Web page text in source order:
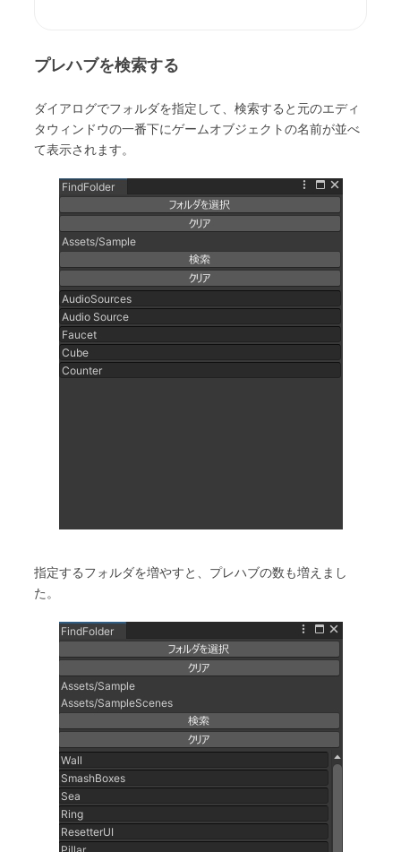
プレハブを検索する
ダイアログでフォルダを指定して、検索すると元のエディ
タウィンドウの一番下にゲームオブジェクトの名前が並べ
て表示されます。
指定するフォルダを増やすと、プレハブの数も増えまし
た。